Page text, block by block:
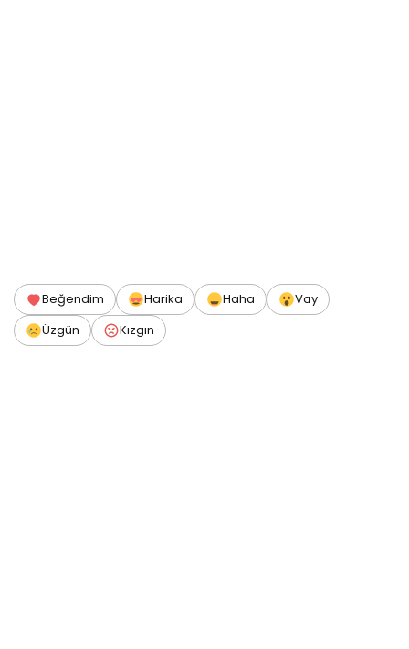
Beğendim Harika Haha
Vay
Üzgün
Kızgın